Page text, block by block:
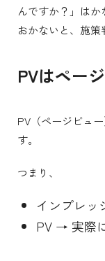
んですか？」は
おかないと、施策
PVはペー
PV（ページビュ
す。
つまり、
インプレ
PV → 実際